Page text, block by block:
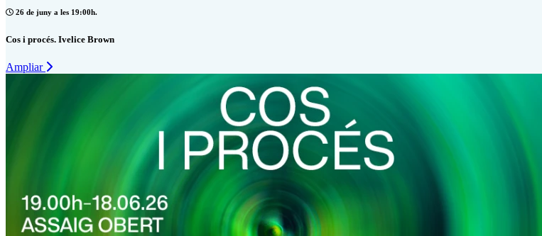
26 de juny a les 19:00h.
Cos i procés. Ivelice Brown
Ampliar